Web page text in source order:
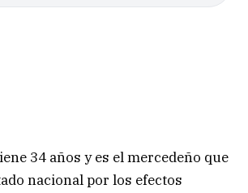
34 años y es el mercedeño que
nacional por los efectos